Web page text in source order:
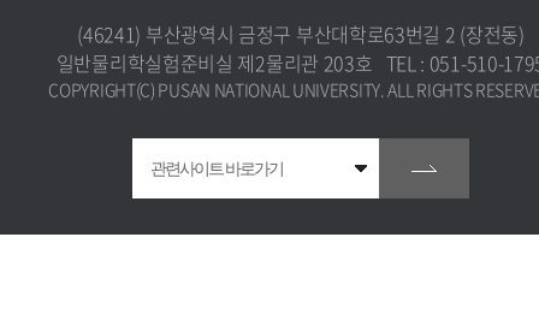
(46241) 부산광역시 금정구 부산대학로63번길 2 (장전동)
일반물리학실험준비실 제2물리관 203호 TEL : 051-510-
COPYRIGHT(C) PUSAN NATIONAL UNIVERSITY. ALL RIGHTS